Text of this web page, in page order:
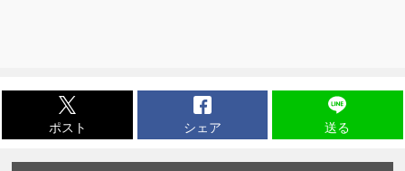
ポスト シェア 送る